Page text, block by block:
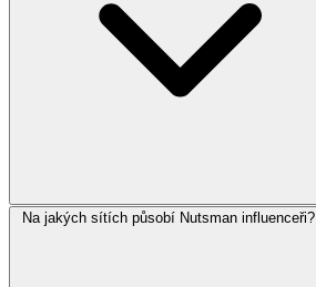
Na jakých sítích působí Nutsman influenceři?